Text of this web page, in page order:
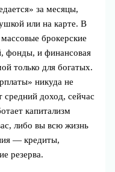
за месяцы,
или на карте. В
брокерские
фонды, и финансовая
только для богатых.
никуда не
средний доход, сейчас
капитализм
либо вы всю жизнь
— кредиты,
резерва.